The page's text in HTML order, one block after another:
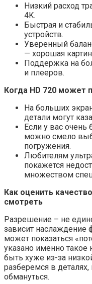
Низкий расход
4K.
Быстрая и
устройств.
Уверенный
— хорошая
Поддержка на
и плееров.
Когда HD 720 может
На больших
детали могут
Если у вас
можно смело
погружения.
Любителям
покажется
множеством
Как оценить
смотреть
Разрешение – не
зависит
может показаться
указано именно такое
быть хуже из-за
разберемся в деталях,
обмануться.